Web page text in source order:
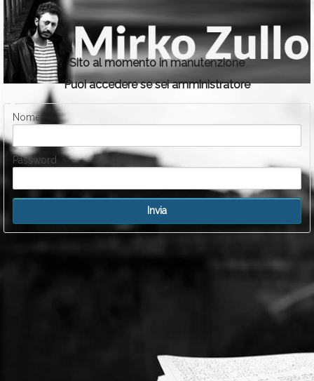
Sito al momento in manutenzione
Puoi accedere se sei amministratore
Nome
Password